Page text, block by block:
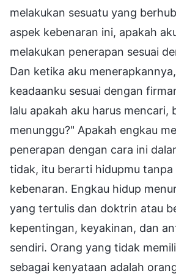
melakukan sesuatu yang
aspek kebenaran ini, apakah
melakukan penerapan sesuai
Dan ketika aku
keadaanku sesuai dengan
lalu apakah aku harus mencari,
menunggu?" Apakah engkau
penerapan dengan cara ini
tidak, itu berarti hidupmu tanpa
kebenaran. Engkau hidup
yang tertulis dan doktrin atau
kepentingan, keyakinan, dan
sendiri. Orang yang tidak
sebagai kenyataan adalah